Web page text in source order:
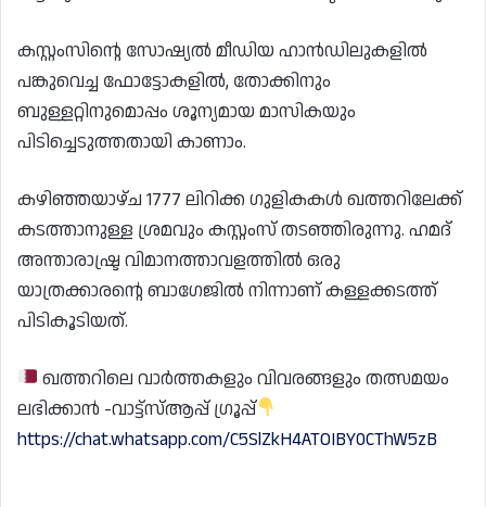
കസ്റ്റംസിന്റെ സോഷ്യൽ മീഡിയ ഹാൻഡിലുകളിൽ
പങ്കുവെച്ച ഫോട്ടോകളിൽ, തോക്കിനും
ബുള്ളറ്റിനുമൊപ്പം ശൂന്യമായ മാസികയും
പിടിച്ചെടുത്തതായി കാണാം.
കഴിഞ്ഞയാഴ്ച 1777 ലിറിക്ക ഗുളികകൾ ഖത്തറിലേക്ക്
കടത്താനുള്ള ശ്രമവും കസ്റ്റംസ് തടഞ്ഞിരുന്നു. ഹമദ്
അന്താരാഷ്ട്ര വിമാനത്താവളത്തിൽ ഒരു
യാത്രക്കാരന്റെ ബാഗേജിൽ നിന്നാണ് കള്ളക്കടത്ത്
പിടികൂടിയത്.
ഖത്തറിലെ വാർത്തകളും വിവരങ്ങളും തത്സമയം
ലഭിക്കാൻ -വാട്ട്സ്ആപ്പ് ഗ്രൂപ്പ്
https://chat.whatsapp.com/C5SlZkH4ATOIBY0CThW5zB